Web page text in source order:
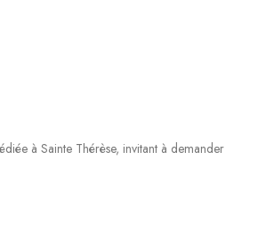
à Sainte Thérèse, invitant à demander